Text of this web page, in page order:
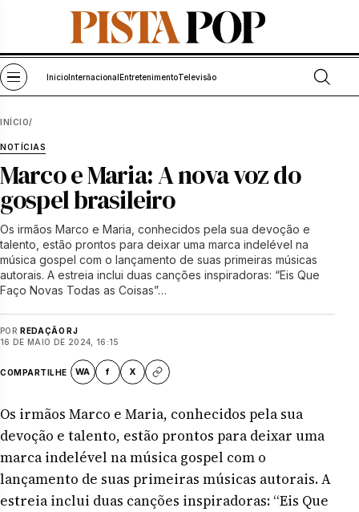
Pular para o conteúdo
Abrir menu
Início Internacional EntretenimentoTelevisão Abrir
INÍCIO/
NOTÍCIAS
Marco e Maria: A nova voz do
gospel brasileiro
Os irmãos Marco e Maria, conhecidos pela sua devoção e
talento, estão prontos para deixar uma marca indelével na
música gospel com o lançamento de suas primeiras músicas
autorais. A estreia inclui duas canções inspiradoras: “Eis Que
Faço Novas Todas as Coisas”…
POR REDAÇÃO RJ
16 DE MAIO DE 2024, 16:15
COMPARTILHE WA f X
Os irmãos Marco e Maria, conhecidos pela sua
devoção e talento, estão prontos para deixar uma
marca indelével na música gospel com o
lançamento de suas primeiras músicas autorais. A
estreia inclui duas canções inspiradoras: “Eis Que